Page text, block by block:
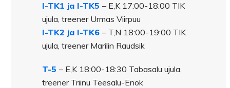
I-TK1 ja I-TK5– E,K 17:00-18:00 TIK
ujula, treener Urmas Viirpuu
I-TK2 ja I-TK6– T,N 18:00-19:00 TIK
ujula, treener Marilin Raudsik
T-5– E,K 18:00-18:30 Tabasalu ujula,
treener Triinu Teesalu-Enok